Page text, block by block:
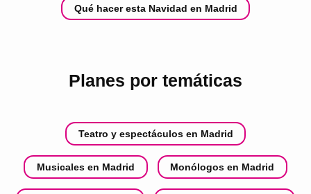
Qué hacer esta Navidad en Madrid
Planes por temáticas
Teatro y espectáculos en Madrid
Musicales en Madrid Monólogos en Madrid